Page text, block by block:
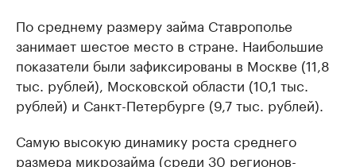
По среднему размеру займа Ставрополье
занимает шестое место в стране. Наибольшие
показатели были зафиксированы в Москве (11,8
тыс. рублей), Московской области (10,1 тыс.
рублей) и Санкт-Петербурге (9,7 тыс. рублей).
Самую высокую динамику роста среднего
размера микрозайма (среди 30 регионов-